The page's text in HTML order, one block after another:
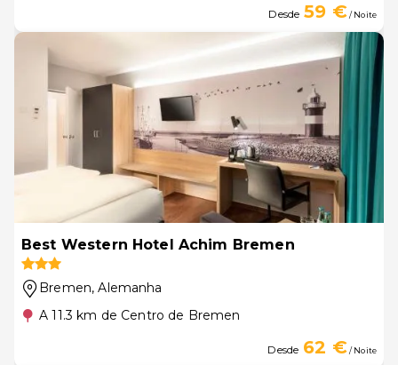
Desde 59 €/ Noite
Best Western Hotel Achim Bremen
Bremen, Alemanha
A 11.3 km de Centro de Bremen
Desde 62 €/ Noite